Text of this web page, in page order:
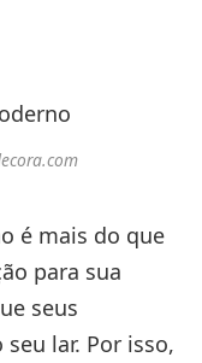
é mais do que
para sua
seus
lar. Por isso,